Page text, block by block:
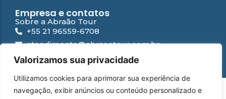
Valorizamos sua privacidade
Utilizamos cookies para aprimorar sua experiência de
navegação, exibir anúncios ou conteúdo personalizado e
Empresa e contatos
Sobre a Abraão Tour
+55 21 96559-6708
atendimento@abraaotour.com.br
Ilha Grande
Suporte
Contato
Falar com especialista
PT